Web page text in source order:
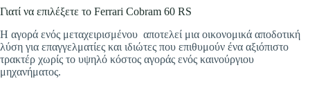
Γιατί να επιλέξετε το Ferrari Cobram 60 RS
Η αγορά ενός μεταχειρισμένου αποτελεί μια οικονομικά αποδοτική
λύση για επαγγελματίες και ιδιώτες που επιθυμούν ένα αξιόπιστο
τρακτέρ χωρίς το υψηλό κόστος αγοράς ενός καινούργιου
μηχανήματος.